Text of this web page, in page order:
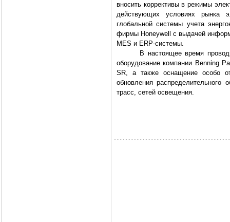
вносить коррективы в режимы
действующих условиях рынка
глобальной системы учета
фирмы Honeywell с выдачей
MES и ERP-системы.
В настоящее время
оборудование компании Benning
SR, а также оснащение особо
обновления распределительного
трасс, сетей освещения.